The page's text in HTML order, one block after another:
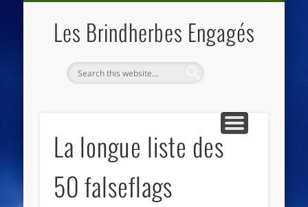
Les Brindherbes Engagés
La longue liste des
50 falseflags